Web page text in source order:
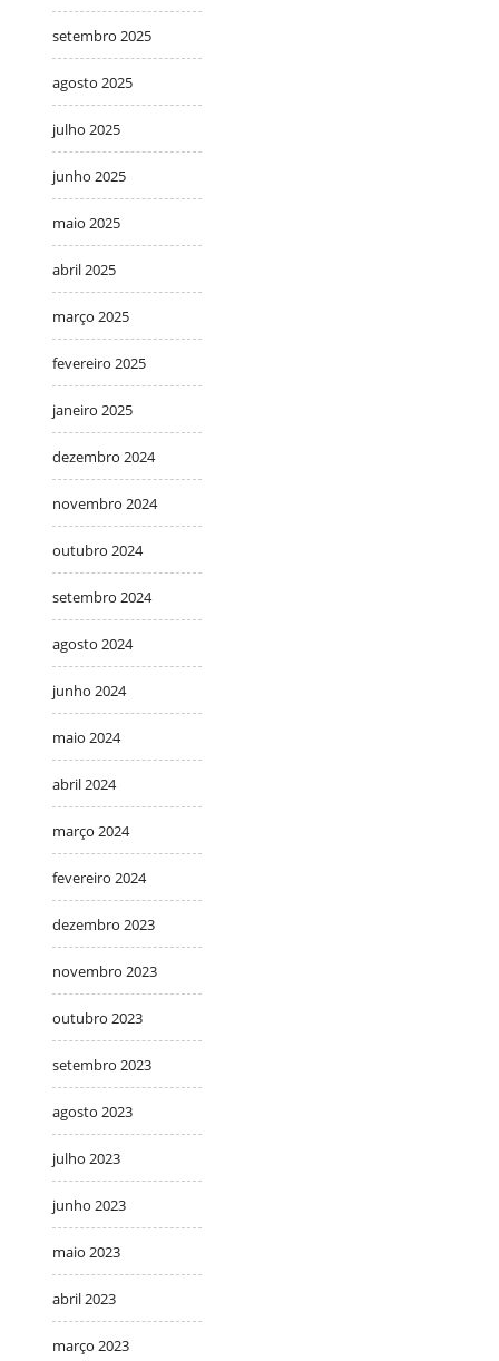
setembro 2025
agosto 2025
julho 2025
junho 2025
maio 2025
abril 2025
março 2025
fevereiro 2025
janeiro 2025
dezembro 2024
novembro 2024
outubro 2024
setembro 2024
agosto 2024
junho 2024
maio 2024
abril 2024
março 2024
fevereiro 2024
dezembro 2023
novembro 2023
outubro 2023
setembro 2023
agosto 2023
julho 2023
junho 2023
maio 2023
abril 2023
março 2023